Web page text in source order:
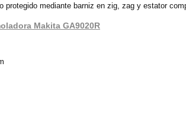
protegido mediante barniz en zig, zag y estator
Makita GA9020R